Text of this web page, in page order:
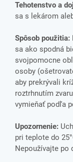
Tehotenstvo a
sa s lekárom
Spôsob použitia:
sa ako spodná
svojpomocne
osoby
aby prekrývali
roztrhnutím
vymieňať podľa
Upozornenie:
pri teplote do
Nepoužívajte po